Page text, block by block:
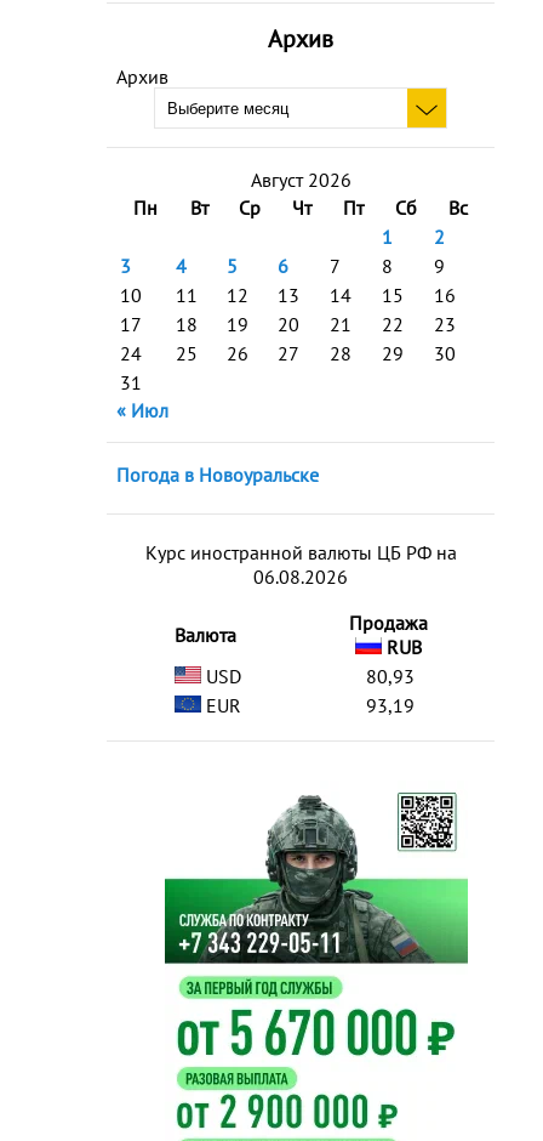
Архив
Архив
Август 2026
Пн
Вт Ср Чт Пт Сб
Вс
1
2
3
4 5 6 7 8
9
10
11 12 13 14 15
16
17
18 19 20 21 22
23
24
25 26 27 28 29
30
31
« Июл
Погода в Новоуральске
Курс иностранной валюты ЦБ РФ на
06.08.2026
Валюта
Продажа
RUB
USD
80,93
EUR
93,19